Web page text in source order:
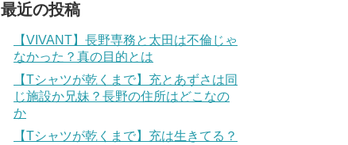
最近の投稿
【VIVANT】長野専務と太田は不倫じゃ
なかった？真の目的とは
【Tシャツが乾くまで】充とあずさは同
じ施設か兄妹？長野の住所はどこなの
か
【Tシャツが乾くまで】充は生きてる？